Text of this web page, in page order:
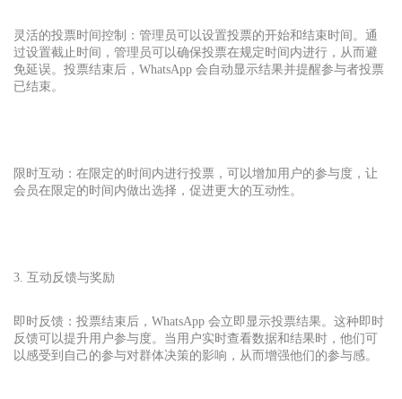
灵活的投票时间控制：管理员可以设置投票的开始和结束时间。通
过设置截止时间，管理员可以确保投票在规定时间内进行，从而避
免延误。投票结束后，WhatsApp 会自动显示结果并提醒参与者投票
已结束。
限时互动：在限定的时间内进行投票，可以增加用户的参与度，让
会员在限定的时间内做出选择，促进更大的互动性。
3. 互动反馈与奖励
即时反馈：投票结束后，WhatsApp 会立即显示投票结果。这种即时
反馈可以提升用户参与度。当用户实时查看数据和结果时，他们可
以感受到自己的参与对群体决策的影响，从而增强他们的参与感。